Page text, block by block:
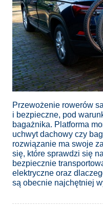
Przewożenie rowerów
i bezpieczne, pod
bagażnika. Platforma
uchwyt dachowy czy
rozwiązanie ma swoje
się, które sprawdzi się
bezpiecznie
elektryczne oraz
są obecnie najchętniej